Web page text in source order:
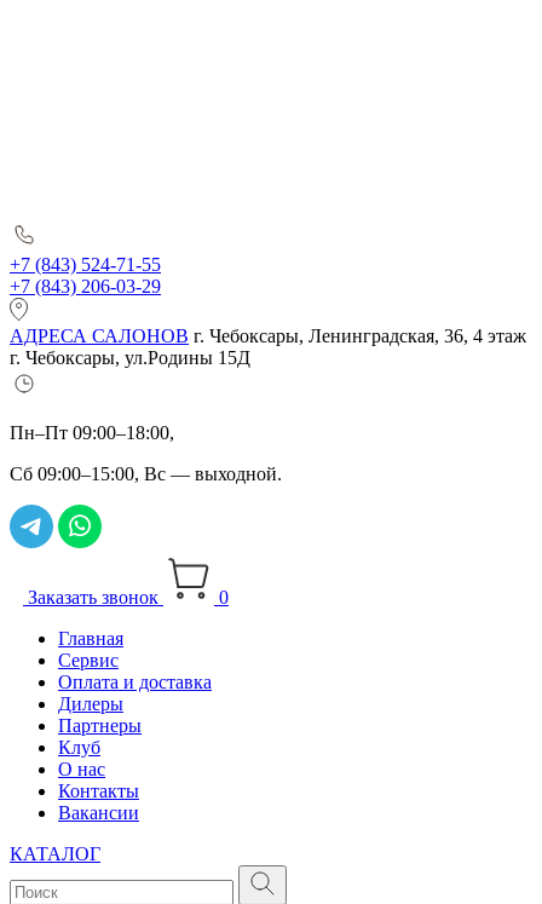
+7 (843) 524-71-55
+7 (843) 206-03-29
АДРЕСА САЛОНОВ г. Чебоксары, Ленинградская, 36, 4 этаж
г. Чебоксары, ул.Родины 15Д
Пн–Пт 09:00–18:00,
Сб 09:00–15:00, Вс — выходной.
Заказать звонок
0
Главная
Сервис
Оплата и доставка
Дилеры
Партнеры
Клуб
О нас
Контакты
Вакансии
КАТАЛОГ